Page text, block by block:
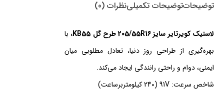
توضیحاتتوضیحات تکمیلینظرات (0)
لاستیک کویرتایر سایز 205/55R16 طرح گل KB55،
با
بهره‌گیری از طراحی روز دنیا، تعادل مطلوبی میان
ایمنی، دوام و راحتی رانندگی ایجاد می‌کند.
شاخص سرعت: 91V (240 کیلومتربرساعت)